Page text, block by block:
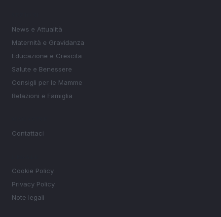
News e Attualità
Maternità e Gravidanza
Educazione e Crescita
Salute e Benessere
Consigli per le Mamme
Relazioni e Famiglia
Contattaci
Cookie Policy
Privacy Policy
Note legali